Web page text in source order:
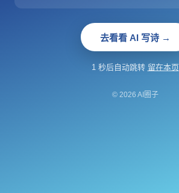
去看看 AI 写诗 →
1 秒后自动跳转 留在本页
© 2026 AI圈子